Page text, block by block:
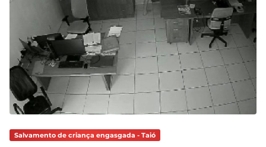
Salvamento de criança engasgada - Taió